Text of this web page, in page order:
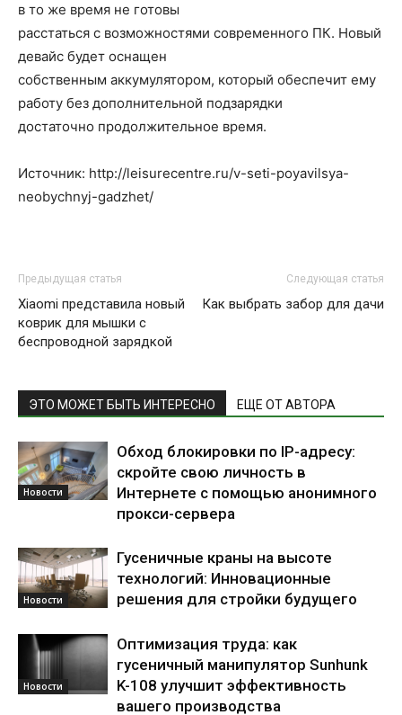
в то же время не готовы
расстаться с возможностями современного ПК. Новый
девайс будет оснащен
собственным аккумулятором, который обеспечит ему
работу без дополнительной подзарядки
достаточно продолжительное время.
Источник: http://leisurecentre.ru/v-seti-poyavilsya-
neobychnyj-gadzhet/
Предыдущая статья
Xiaomi представила новый
коврик для мышки с
беспроводной зарядкой
Следующая статья
Как выбрать забор для дачи
ЭТО МОЖЕТ БЫТЬ ИНТЕРЕСНО ЕЩЕ ОТ АВТОРА
Новости
Обход блокировки по IP-адресу:
скройте свою личность в
Интернете с помощью анонимного
прокси-сервера
Новости
Гусеничные краны на высоте
технологий: Инновационные
решения для стройки будущего
Новости
Оптимизация труда: как
гусеничный манипулятор Sunhunk
K-108 улучшит эффективность
вашего производства